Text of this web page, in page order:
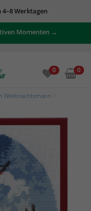
Werktagen
Momenten →
0 0
Weihnachtsmann